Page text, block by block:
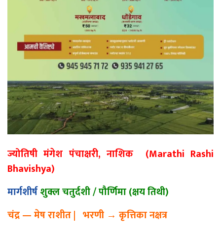
ज्योतिषी मंगेश पंचाक्षरी, नाशिक (Marathi Rashi
Bhavishya)
मार्गशीर्षशुक्ल चतुर्दशी / पौर्णिमा (क्षय तिथी)
चंद्र—मेष राशीत| भरणी → कृत्तिका नक्षत्र